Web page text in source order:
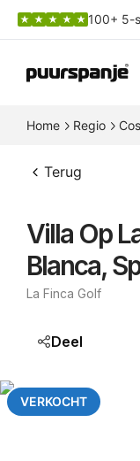
100+ 5-
Home Regio
Terug
Villa Op
Blanca,
La Finca Golf
Deel
VERKOCHT